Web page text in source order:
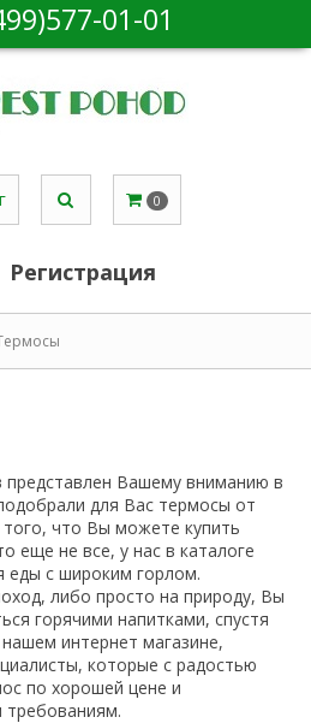
01-01
0
Регистрация
Вашему вниманию в
для Вас термосы от
что Вы можете купить
еще не все, у нас в каталоге
еды с широким горлом.
либо просто на природу, Вы
горячими напитками, спустя
интернет магазине,
которые с радостью
по хорошей цене и